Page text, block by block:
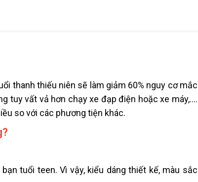
thanh thiếu niên sẽ làm giảm 60% nguy cơ mắc
tuy vất vả hơn chạy xe đạp điện hoặc xe máy,….
so với các phương tiện khác.
tuổi teen. Vì vậy, kiểu dáng thiết kế, màu sắc